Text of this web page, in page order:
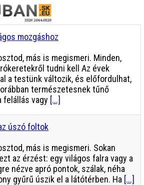
mozgáshoz
más is megismeri. Minden,
tudni kell Az évek
a testünk változik, és előfordulhat,
természetesnek tűnő
felállás vagy [...]
úszó foltok
más is megismeri. Sokan
az érzést: egy világos falra vagy a
nézve apró pontok, szálak, néha
gyűrű úszik el a látótérben. Ha [...]